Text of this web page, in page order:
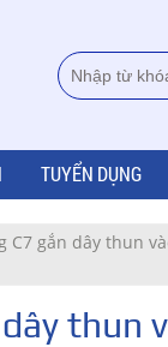
TUYỂN DỤNG
C7 gắn dây thun
thun